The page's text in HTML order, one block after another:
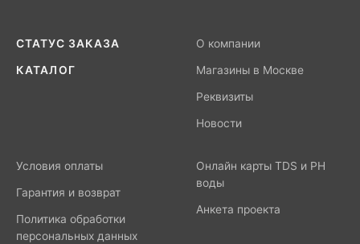
СТАТУС ЗАКАЗА
КАТАЛОГ
О компании
Магазины в Москве
Реквизиты
Новости
Условия оплаты
Гарантия и возврат
Политика обработки
персональных данных
Онлайн карты TDS и PH
воды
Анкета проекта